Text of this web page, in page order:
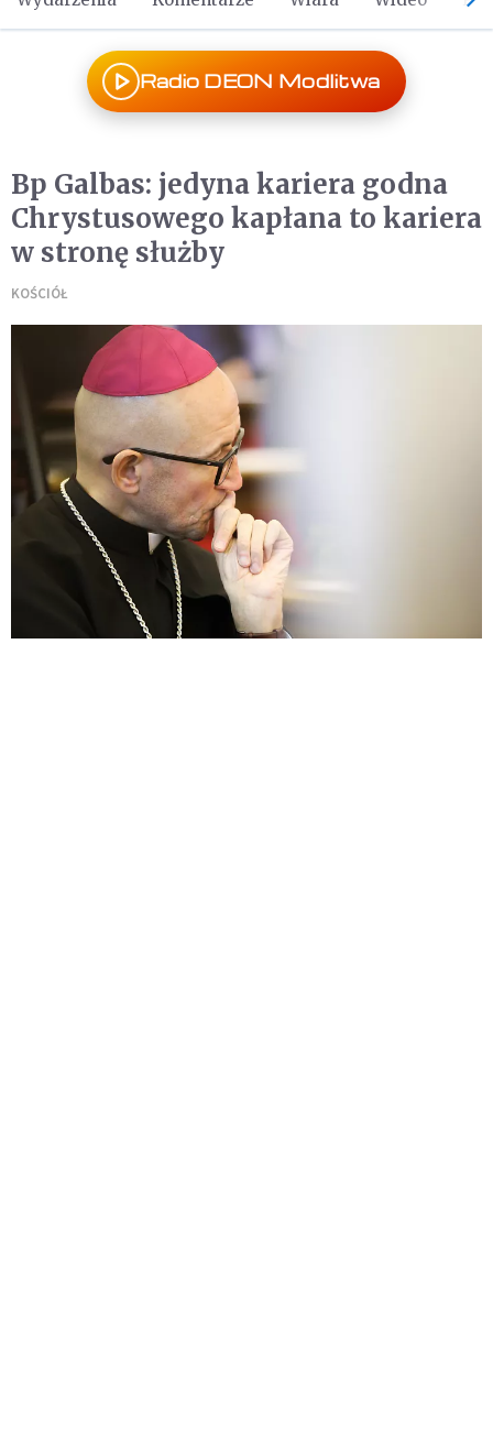
Radio DEON Modlitwa
Bp Galbas: jedyna kariera godna
Chrystusowego kapłana to kariera
w stronę służby
KOŚCIÓŁ